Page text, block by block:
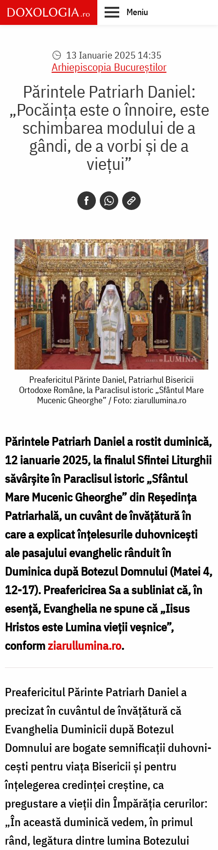
Skip
to
main
Meniu
13 Ianuarie 2025 14:35
Arhiepiscopia Bucureştilor
Părintele Patriarh Daniel:
„Pocăința este o înnoire, este
schimbarea modului de a
gândi, de a vorbi și de a
viețui”
Preafericitul
Părinte
Bisericii
Ortodoxe
Române,
la
Paraclisul
istoric
„Sfântul
Mare
Mucenic
Gheorghe”
/
Foto:
ziarullumina.ro
Preafericitul Părinte Daniel, Patriarhul Bisericii
Ortodoxe Române, la Paraclisul istoric „Sfântul Mare
Mucenic Gheorghe” / Foto: ziarullumina.ro
Părintele Patriarh Daniel a rostit duminică,
12 ianuarie 2025, la finalul Sfintei Liturghii
săvârșite în Paraclisul istoric „Sfântul
Mare Mucenic Gheorghe” din Reședința
Patriarhală, un cuvânt de învățătură în
care a explicat înțelesurile duhovnicești
ale pasajului evanghelic rânduit în
Duminica după Botezul Domnului (Matei 4,
12-17). Preafericirea Sa a subliniat că, în
esență, Evanghelia ne spune că „Iisus
Hristos este Lumina vieții veșnice”,
conformziarullumina.ro.
Preafericitul Părinte Patriarh Daniel a
precizat în cuvântul de învățătură că
Evanghelia Duminicii după Botezul
Domnului are bogate semnificații duhovni­
cești pentru viața Bisericii și pentru
înțelegerea credinței creș­tine, ca
pregustare a vieții din Împă­răția cerurilor:
„În această duminică vedem, în primul
rând, legătura dintre lumina Botezului